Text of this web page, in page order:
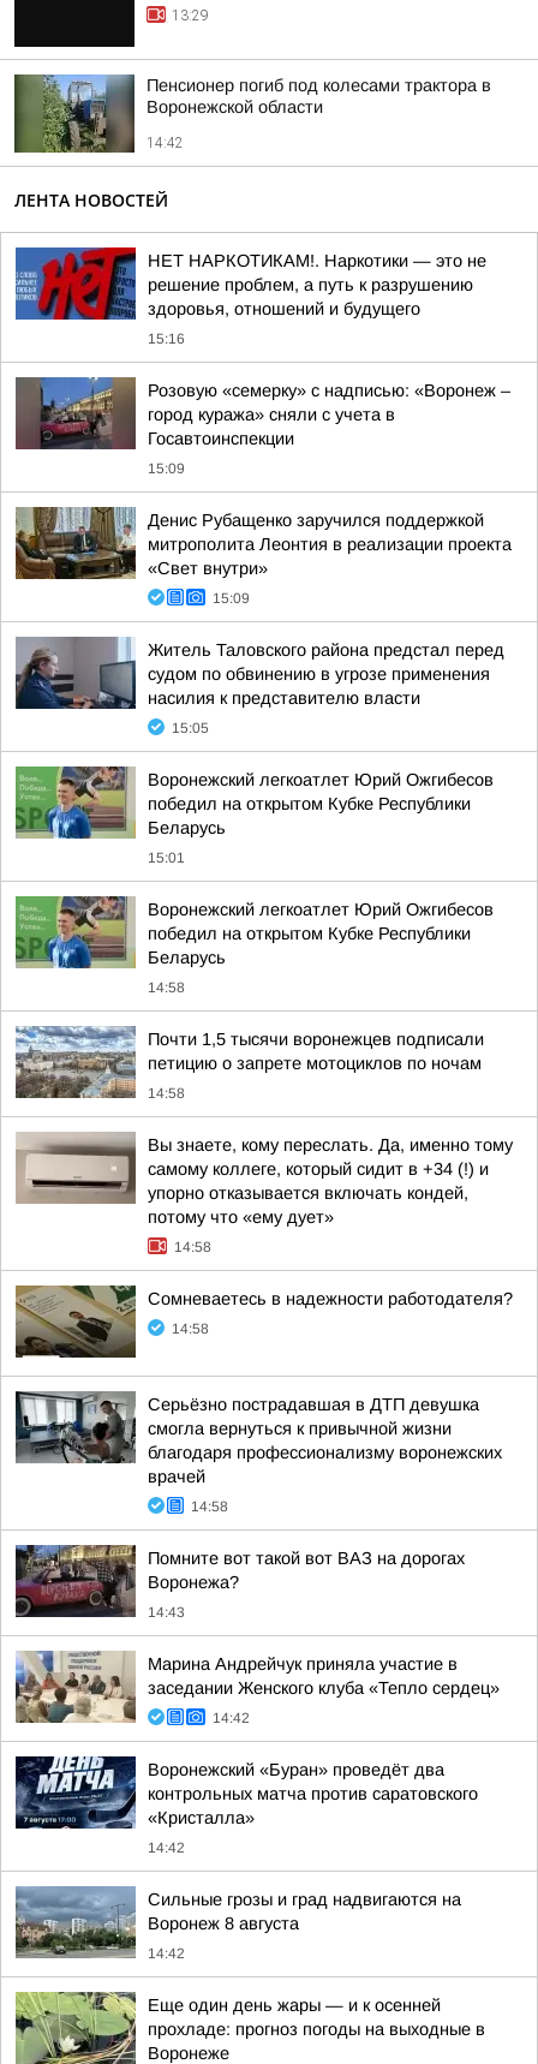
13:29
Пенсионер погиб под колесами трактора в
Воронежской области
14:42
ЛЕНТА НОВОСТЕЙ
НЕТ НАРКОТИКАМ!. Наркотики — это не
решение проблем, а путь к разрушению
здоровья, отношений и будущего
15:16
Розовую «семерку» с надписью: «Воронеж –
город куража» сняли с учета в
Госавтоинспекции
15:09
Денис Рубащенко заручился поддержкой
митрополита Леонтия в реализации проекта
«Свет внутри»
15:09
Житель Таловского района предстал перед
судом по обвинению в угрозе применения
насилия к представителю власти
15:05
Воронежский легкоатлет Юрий Ожгибесов
победил на открытом Кубке Республики
Беларусь
15:01
Воронежский легкоатлет Юрий Ожгибесов
победил на открытом Кубке Республики
Беларусь
14:58
Почти 1,5 тысячи воронежцев подписали
петицию о запрете мотоциклов по ночам
14:58
Вы знаете, кому переслать. Да, именно тому
самому коллеге, который сидит в +34 (!) и
упорно отказывается включать кондей,
потому что «ему дует»
14:58
Сомневаетесь в надежности работодателя?
14:58
Серьёзно пострадавшая в ДТП девушка
смогла вернуться к привычной жизни
благодаря профессионализму воронежских
врачей
14:58
Помните вот такой вот ВАЗ на дорогах
Воронежа?
14:43
Марина Андрейчук приняла участие в
заседании Женского клуба «Тепло сердец»
14:42
Воронежский «Буран» проведёт два
контрольных матча против саратовского
«Кристалла»
14:42
Сильные грозы и град надвигаются на
Воронеж 8 августа
14:42
Еще один день жары — и к осенней
прохладе: прогноз погоды на выходные в
Воронеже